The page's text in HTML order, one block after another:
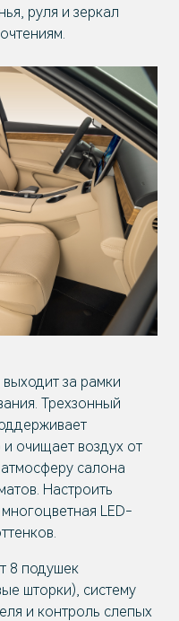
руля и зеркал
за рамки
Трехзонный
очищает воздух от
салона
Настроить
LED-
8 подушек
шторки), систему
и контроль слепых